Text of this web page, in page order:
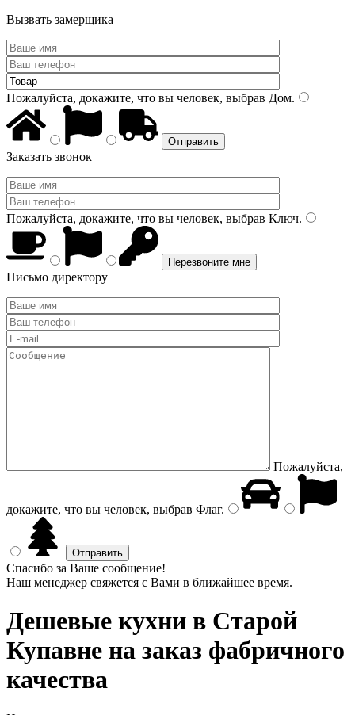
Вызвать замерщика
Пожалуйста, докажите, что вы человек, выбрав Дом.
Заказать звонок
Пожалуйста, докажите, что вы человек, выбрав Ключ.
Письмо директору
Пожалуйста,
докажите, что вы человек, выбрав Флаг.
Спасибо за Ваше сообщение!
Наш менеджер свяжется с Вами в ближайшее время.
Дешевые кухни в Старой
Купавне на заказ фабричного
качества